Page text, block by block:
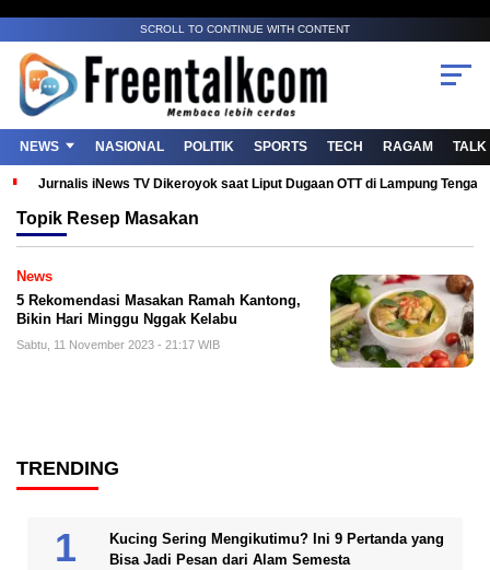
SCROLL TO CONTINUE WITH CONTENT
NEWS NASIONAL POLITIK SPORTS TECH RAGAM TALK
Jurnalis iNews TV Dikeroyok saat Liput Dugaan OTT di Lampung
Topik Resep Masakan
News
5 Rekomendasi Masakan Ramah Kantong,
Bikin Hari Minggu Nggak Kelabu
Sabtu, 11 November 2023 - 21:17 WIB
TRENDING
Kucing Sering Mengikutimu? Ini 9 Pertanda yang
Bisa Jadi Pesan dari Alam Semesta